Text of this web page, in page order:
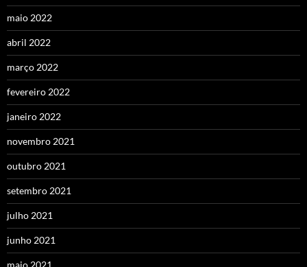
maio 2022
abril 2022
março 2022
fevereiro 2022
janeiro 2022
novembro 2021
outubro 2021
setembro 2021
julho 2021
junho 2021